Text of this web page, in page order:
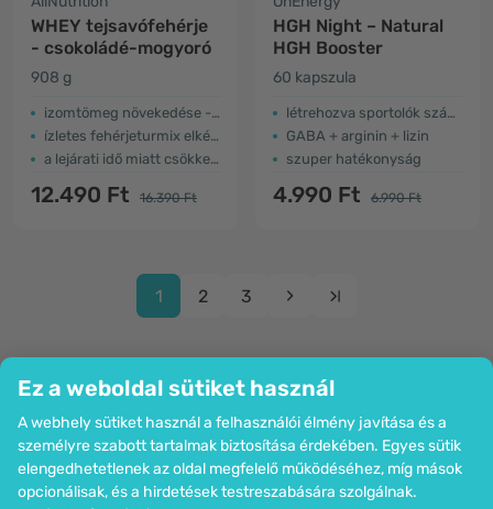
Ez a weboldal sütiket használ
A webhely sütiket használ a felhasználói élmény javítása és a
személyre szabott tartalmak biztosítása érdekében. Egyes sütik
elengedhetetlenek az oldal megfelelő működéséhez, míg mások
opcionálisak, és a hirdetések testreszabására szolgálnak.
WHEY tejsavófehérje
- csokoládé-mogyoró
908 g
izomtömeg növekedése - magas fehérjetartalom
ízletes fehérjeturmix elkészítésére
a lejárati idő miatt csökkent az ár
12.490 Ft 16.390 Ft
HGH Night – Natural
HGH Booster
60 kapszula
létrehozva sportolók számára
GABA + arginin + lizin
szuper hatékonyság
4.990 Ft 6.990 Ft
1 2 3
Cég
Információk
Csatlakozzon hozzánk